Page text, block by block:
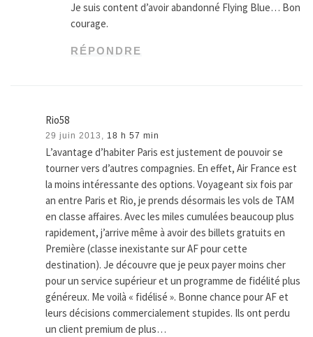
Je suis content d’avoir abandonné Flying Blue… Bon
courage.
RÉPONDRE
Rio58
29 juin 2013, 18 h 57 min
L’avantage d’habiter Paris est justement de pouvoir se
tourner vers d’autres compagnies. En effet, Air France est
la moins intéressante des options. Voyageant six fois par
an entre Paris et Rio, je prends désormais les vols de TAM
en classe affaires. Avec les miles cumulées beaucoup plus
rapidement, j’arrive même à avoir des billets gratuits en
Première (classe inexistante sur AF pour cette
destination). Je découvre que je peux payer moins cher
pour un service supérieur et un programme de fidélité plus
généreux. Me voilà « fidélisé ». Bonne chance pour AF et
leurs décisions commercialement stupides. Ils ont perdu
un client premium de plus…